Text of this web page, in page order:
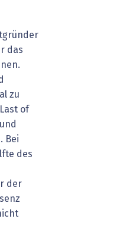
das
zu
of
Bei
des
der